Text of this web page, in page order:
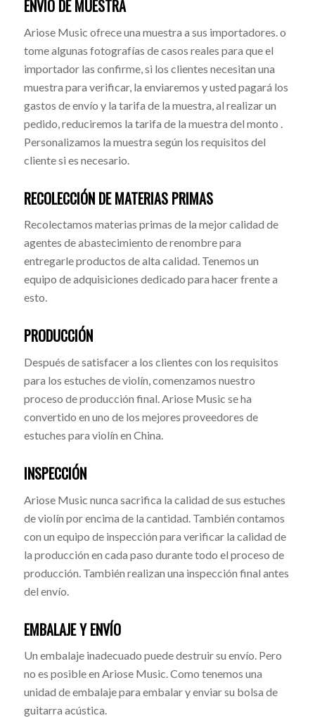
ENVÍO DE MUESTRA
Ariose Music ofrece una muestra a sus importadores. o
tome algunas fotografías de casos reales para que el
importador las confirme, si los clientes necesitan una
muestra para verificar, la enviaremos y usted pagará los
gastos de envío y la tarifa de la muestra, al realizar un
pedido, reduciremos la tarifa de la muestra del monto .
Personalizamos la muestra según los requisitos del
cliente si es necesario.
RECOLECCIÓN DE MATERIAS PRIMAS
Recolectamos materias primas de la mejor calidad de
agentes de abastecimiento de renombre para
entregarle productos de alta calidad. Tenemos un
equipo de adquisiciones dedicado para hacer frente a
esto.
PRODUCCIÓN
Después de satisfacer a los clientes con los requisitos
para los estuches de violín, comenzamos nuestro
proceso de producción final. Ariose Music se ha
convertido en uno de los mejores proveedores de
estuches para violín en China.
INSPECCIÓN
Ariose Music nunca sacrifica la calidad de sus estuches
de violín por encima de la cantidad. También contamos
con un equipo de inspección para verificar la calidad de
la producción en cada paso durante todo el proceso de
producción. También realizan una inspección final antes
del envío.
EMBALAJE Y ENVÍO
Un embalaje inadecuado puede destruir su envío. Pero
no es posible en Ariose Music. Como tenemos una
unidad de embalaje para embalar y enviar su bolsa de
guitarra acústica.